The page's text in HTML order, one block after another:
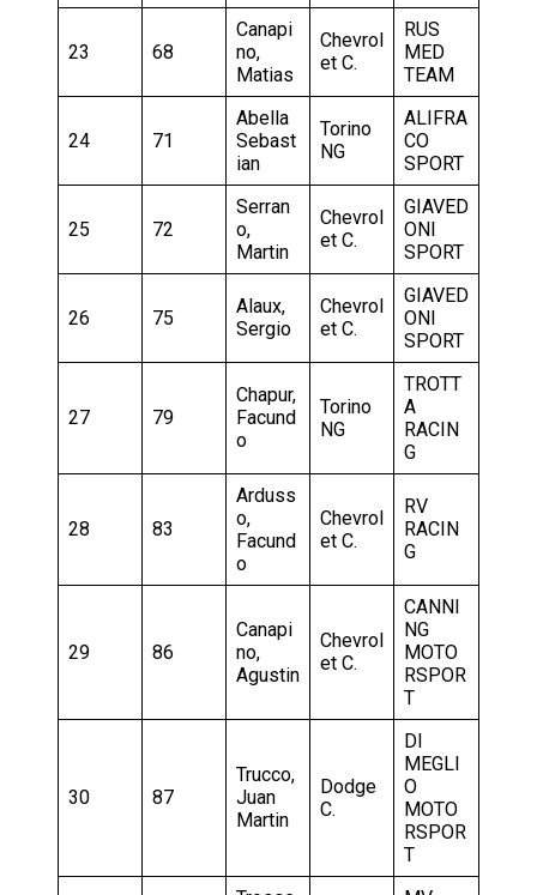
23 68
Canapi
no,
Matias
Chevrol
et C.
RUS
MED
TEAM
24 71
Abella
Sebast
ian
Torino
NG
ALIFRA
CO
SPORT
25 72
Serran
o,
Martin
Chevrol
et C.
GIAVED
ONI
SPORT
26 75
Alaux,
Sergio
Chevrol
et C.
GIAVED
ONI
SPORT
27 79
Chapur,
Facund
o
Torino
NG
TROTT
A
RACIN
G
28 83
Arduss
o,
Facund
o
Chevrol
et C.
RV
RACIN
G
29 86
Canapi
no,
Agustin
Chevrol
et C.
CANNI
NG
MOTO
RSPOR
T
30 87
Trucco,
Juan
Martin
Dodge
C.
DI
MEGLI
O
MOTO
RSPOR
T